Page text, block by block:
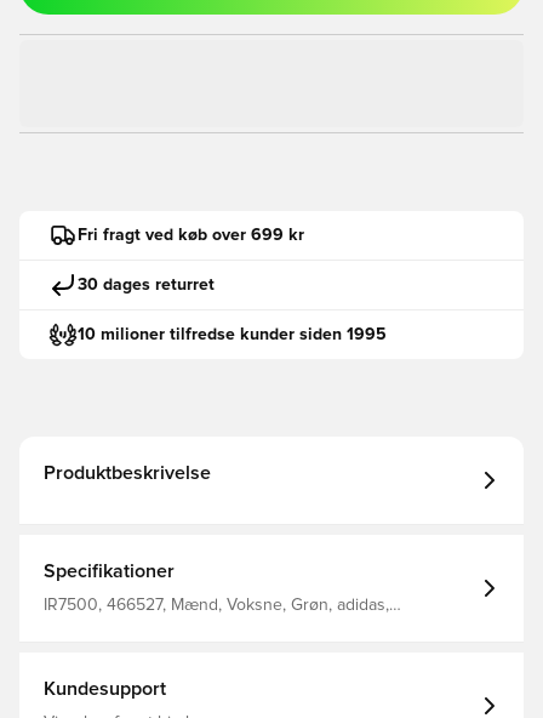
Fri fragt ved køb over 699 kr
30 dages returret
10 milioner tilfredse kunder siden 1995
Produktbeskrivelse
Specifikationer
IR7500, 466527, Mænd, Voksne, Grøn, adidas,
Kundesupport